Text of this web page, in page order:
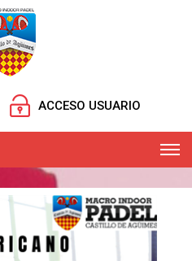
ACCESO USUARIO